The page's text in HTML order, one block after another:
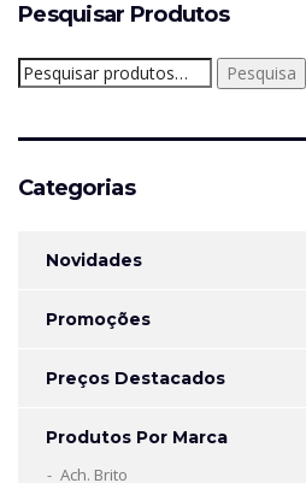
Pesquisar Produtos
Pesquisar
por:
Pesquisa
Categorias
Novidades
Promoções
Preços Destacados
Produtos Por Marca
Ach. Brito